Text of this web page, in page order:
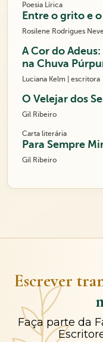
Poesia Lírica
Entre o grito e
Rosilene Rodrigues
A Cor do
na Chuva
Luciana Kelm | escritora
O Velejar dos
Gil Ribeiro
Carta literária
Para Sempre
Gil Ribeiro
Escrever
Faça parte da